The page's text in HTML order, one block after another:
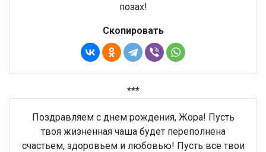
позах!
Скопировать
***
Поздравляем с днем рождения, Жора! Пусть
твоя жизненная чаша будет переполнена
счастьем, здоровьем и любовью! Пусть все твои